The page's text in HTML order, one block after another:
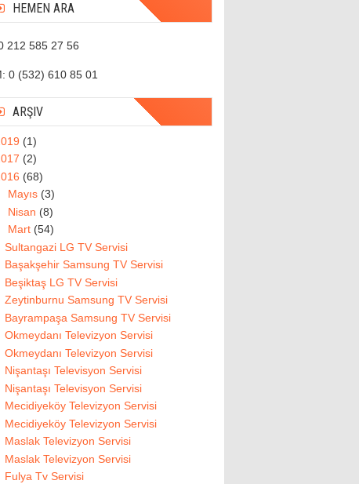
HEMEN ARA
212 585 27 56
0 (532) 610 85 01
ARŞIV
(1)
(2)
(68)
Mayıs (3)
Nisan (8)
Mart (54)
Sultangazi LG TV Servisi
Başakşehir Samsung TV Servisi
Beşiktaş LG TV Servisi
Zeytinburnu Samsung TV Servisi
Bayrampaşa Samsung TV Servisi
Okmeydanı Televizyon Servisi
Okmeydanı Televizyon Servisi
Nişantaşı Televisyon Servisi
Nişantaşı Televisyon Servisi
Mecidiyeköy Televizyon Servisi
Mecidiyeköy Televizyon Servisi
Maslak Televizyon Servisi
Maslak Televizyon Servisi
Fulya Tv Servisi